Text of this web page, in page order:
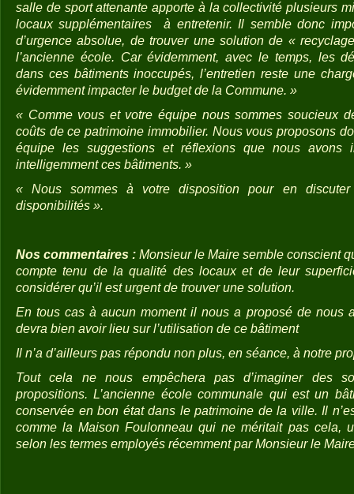
salle de sport attenante apporte à la collectivité plusieurs
locaux supplémentaires à entretenir. Il semble donc
d’urgence absolue, de trouver une solution de «
l’ancienne école. Car évidemment, avec le temps, les
dans ces bâtiments inoccupés, l’entretien reste une
évidemment impacter le budget de la Commune. »
« Comme vous et votre équipe nous sommes soucieux
coûts de ce patrimoine immobilier. Nous vous proposons
équipe les suggestions et réflexions que nous avons
intelligemment ces bâtiments. »
« Nous sommes à votre disposition pour en
disponibilités ».
Nos commentaires : Monsieur le Maire semble conscient
compte tenu de la qualité des locaux et de leur
considérer qu’il est urgent de trouver une solution.
En tous cas à aucun moment il nous a proposé de nous
devra bien avoir lieu sur l’utilisation de ce bâtiment
Il n’a d’ailleurs pas répondu non plus, en séance, à notre
Tout cela ne nous empêchera pas d’imaginer des
propositions. L’ancienne école communale qui est un
conservée en bon état dans le patrimoine de la ville. Il
comme la Maison Foulonneau qui ne méritait pas cela,
selon les termes employés récemment par Monsieur le